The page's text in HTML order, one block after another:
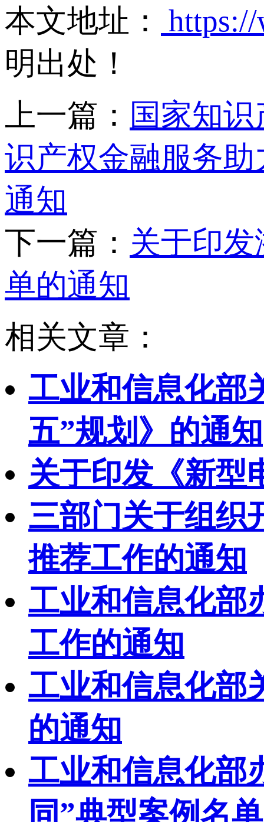
本文地址：
明出处！
上一篇： 国家知
识产权金融服务
通知
下一篇： 关于印
单的通知
相关文章：
工业和信息化部
五”规划》的通知
关于印发《新型
三部门关于组织
推荐工作的通知
工业和信息化部
工作的通知
工业和信息化部
的通知
工业和信息化部
同”典型案例名